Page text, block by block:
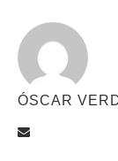
ÓSCAR